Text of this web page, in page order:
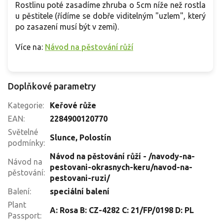
Rostlinu poté zasadíme zhruba o 5cm níže než rostla
u pěstitele (řídíme se dobře viditelným "uzlem", který
po zasazení musí být v zemi).
Více na: Návod na pěstování růží
Doplňkové parametry
Kategorie:
Keřové růže
EAN:
2284900120770
Světelné
podmínky:
Slunce, Polostín
Návod na
pěstování:
Návod na pěstování růží - /navody-na-
pestovani-okrasnych-keru/navod-na-
pestovani-ruzi/
Balení:
speciální balení
Plant
Passport:
A: Rosa B: CZ-4282 C: 21/FP/0198 D: PL